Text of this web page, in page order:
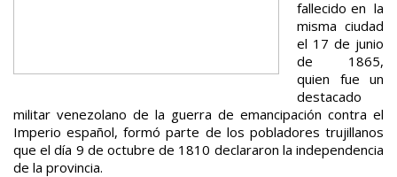
fallecido en la
misma ciudad
el 17 de junio
de 1865,
quien fue un
destacado
militar venezolano de la guerra de emancipación contra el
Imperio español, formó parte de los pobladores trujillanos
que el día 9 de octubre de 1810 declararon la independencia
de la provincia.